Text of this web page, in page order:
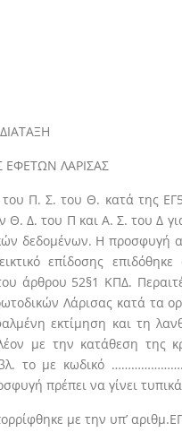
ΛΑΡΙΣΑΣ
Π. Σ. του Θ. κατά της
Δ. του Π και Α. Σ. του Δ
δεδομένων. Η προσφυγή
επίδοσης
άρθρου 52§1 ΚΠΔ.
Λάρισας κατά τα
εκτίμηση και τη
με την κατάθεση
το με κωδικό
πρέπει να γίνει
με την υπ’